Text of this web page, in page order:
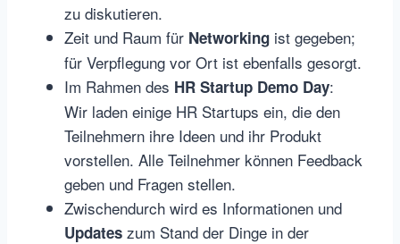
zu diskutieren.
Zeit und Raum für Networking ist gegeben;
für Verpflegung vor Ort ist ebenfalls gesorgt.
Im Rahmen des HR Startup Demo Day:
Wir laden einige HR Startups ein, die den
Teilnehmern ihre Ideen und ihr Produkt
vorstellen. Alle Teilnehmer können Feedback
geben und Fragen stellen.
Zwischendurch wird es Informationen und
Updates zum Stand der Dinge in der